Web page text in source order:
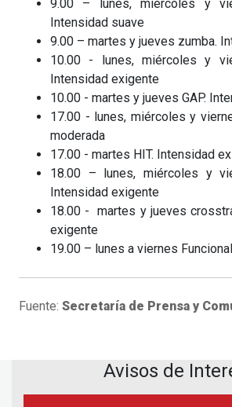
9.00 – lunes, miércoles y
Intensidad suave
9.00 – martes y jueves zumba.
10.00 - lunes, miércoles y
Intensidad exigente
10.00 - martes y jueves GAP.
17.00 - lunes, miércoles y
moderada
17.00 - martes HIT. Intensidad
18.00 – lunes, miércoles y
Intensidad exigente
18.00 - martes y jueves
exigente
19.00 – lunes a viernes
Fuente: Secretaría de Prensa y
Avisos de